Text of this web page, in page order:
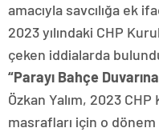
amacıyla savcılığa ek
2023 yılındaki CHP
çeken iddialarda
“Parayı Bahçe
Özkan Yalım, 2023
masrafları için o dönem